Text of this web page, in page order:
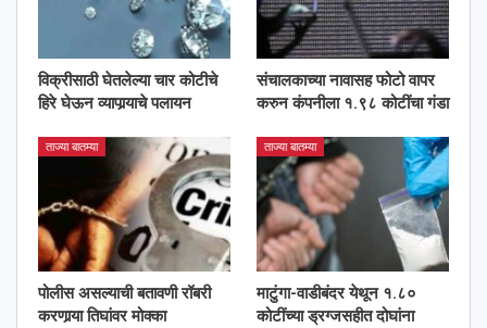
विक्रीसाठी घेतलेल्या चार कोटीचे
हिरे घेऊन व्यापार्‍याचे पलायन
संचालकाच्या नावासह फोटो वापर
करुन कंपनीला १.९८ कोटींचा गंडा
ताज्या बातम्या
पोलीस असल्याची बतावणी रॉबरी
करणार्‍या तिघांवर मोक्का
ताज्या बातम्या
माटुंगा-वाडीबंदर येथून १.८०
कोटींच्या ड्रग्जसहीत दोघांना